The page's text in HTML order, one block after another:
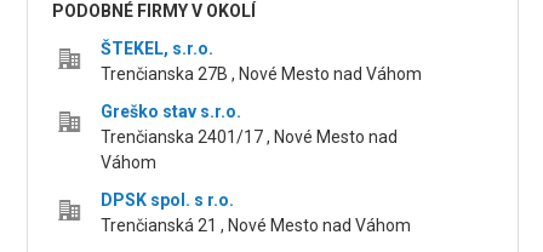
PODOBNÉ FIRMY V OKOLÍ
ŠTEKEL, s.r.o.
Trenčianska 27B , Nové Mesto nad Váhom
Greško stav s.r.o.
Trenčianska 2401/17 , Nové Mesto nad
Váhom
DPSK spol. s r.o.
Trenčianská 21 , Nové Mesto nad Váhom